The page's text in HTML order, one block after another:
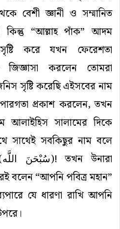
বেশী জ্ঞানী ও সম্মানিত
কিন্তু “আল্লাহ পাঁক” আদম
করে যখন ফেরেশতা
জিজ্ঞাসা করলেন তোমরা
সৃষ্টি করেছি এইসবের নাম
প্রকাশ করলেন, তখন
সালামের দিকে
সাথেই সবকিছুর নাম বলে
سُبْحَنَ اللَّه)! তখন উনারা
বলেন “আপনি পবিত্র মহান”
যে ধারণা রাখি আপনি